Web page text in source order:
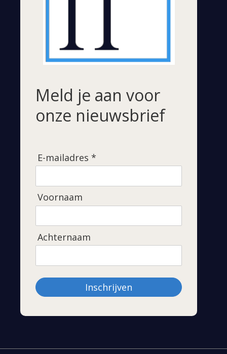
Meld je aan voor
onze nieuwsbrief
E-mailadres *
Voornaam
Achternaam
Inschrijven